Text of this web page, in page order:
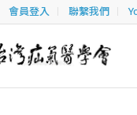
會員登入 聯繫我們